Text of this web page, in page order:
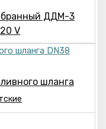
ДДМ-3
V
шланга